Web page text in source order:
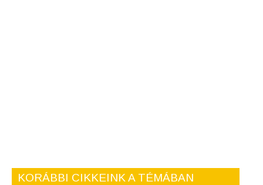
KORÁBBI CIKKEINK A TÉMÁBAN